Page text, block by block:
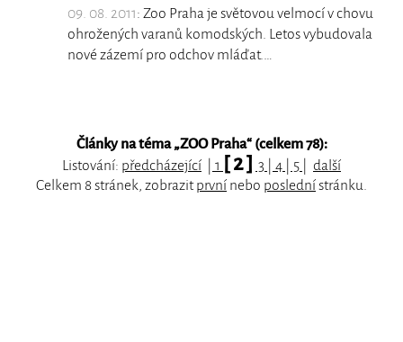
09. 08. 2011: Zoo Praha je světovou velmocí v chovu
ohrožených varanů komodských. Letos vybudovala
nové zázemí pro odchov mláďat.…
Články na téma „ZOO Praha“ (celkem 78):
Listování: předcházející 1 [ 2 ] 3 4 5
další
Celkem 8 stránek, zobrazitprvní nebo poslednístránku.